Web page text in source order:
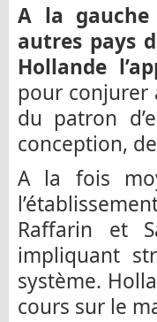
A la gauche
autres pays
Hollande
pour conjurer
du patron
conception,
A la fois
Raffarin et
impliquant
système.
cours sur le